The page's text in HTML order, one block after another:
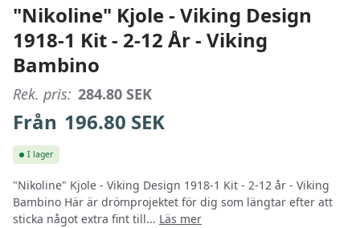
"Nikoline" Kjole - Viking Design
1918-1 Kit - 2-12 År - Viking
Bambino
Rek. pris: 284.80SEK
Från 196.80 SEK
I lager
"Nikoline" Kjole - Viking Design 1918-1 Kit - 2-12 år - Viking
Bambino Här är drömprojektet för dig som längtar efter att
sticka något extra fint till... Läs mer